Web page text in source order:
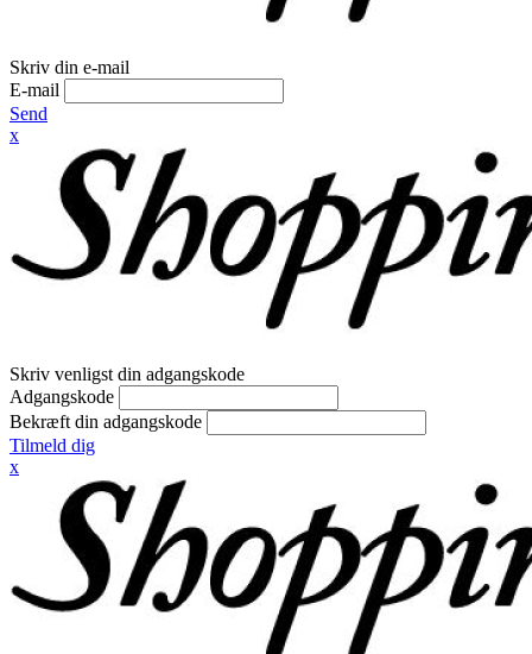
Skriv din e-mail
E-mail
Send
x
Skriv venligst din adgangskode
Adgangskode
Bekræft din adgangskode
Tilmeld dig
x